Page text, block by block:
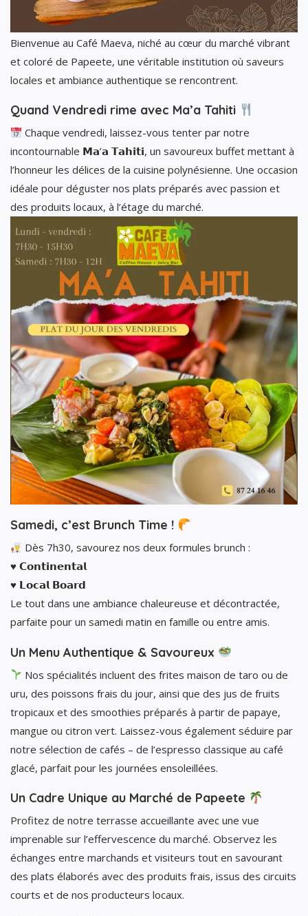
Bienvenue au Café Maeva, niché au cœur du marché vibrant
et coloré de Papeete, une véritable institution où saveurs
locales et ambiance authentique se rencontrent.
Quand Vendredi rime avec Ma’a Tahiti
Chaque vendredi, laissez-vous tenter par notre
incontournable 𝗠𝗮’𝗮 𝗧𝗮𝗵𝗶𝘁𝗶, un savoureux buffet mettant à
l’honneur les délices de la cuisine polynésienne. Une occasion
idéale pour déguster nos plats préparés avec passion et
des produits locaux, à l’étage du marché.
Samedi, c’est Brunch Time !
Dès 7h30, savourez nos deux formules brunch :
♥️ 𝗖𝗼𝗻𝘁𝗶𝗻𝗲𝗻𝘁𝗮𝗹
♥️ 𝗟𝗼𝗰𝗮𝗹 𝗕𝗼𝗮𝗿𝗱
Le tout dans une ambiance chaleureuse et décontractée,
parfaite pour un samedi matin en famille ou entre amis.
Un Menu Authentique & Savoureux
Nos spécialités incluent des frites maison de taro ou de
uru, des poissons frais du jour, ainsi que des jus de fruits
tropicaux et des smoothies préparés à partir de papaye,
mangue ou citron vert. Laissez-vous également séduire par
notre sélection de cafés – de l’espresso classique au café
glacé, parfait pour les journées ensoleillées.
Un Cadre Unique au Marché de Papeete
Profitez de notre terrasse accueillante avec une vue
imprenable sur l’effervescence du marché. Observez les
échanges entre marchands et visiteurs tout en savourant
des plats élaborés avec des produits frais, issus des circuits
courts et de nos producteurs locaux.